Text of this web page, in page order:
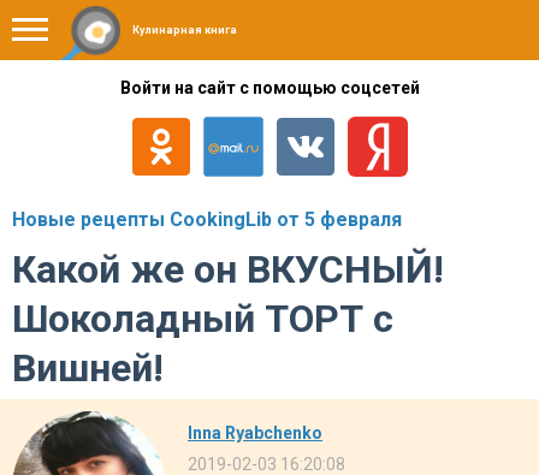
Кулинарная книга
Войти на сайт с помощью соцсетей
Новые рецепты CookingLib от 5 февраля
Какой же он ВКУСНЫЙ!
Шоколадный ТОРТ с
Вишней!
Inna Ryabchenko
2019-02-03 16:20:08